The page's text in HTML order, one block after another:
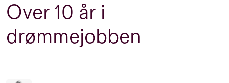
Over 10 år i
drømmejobben